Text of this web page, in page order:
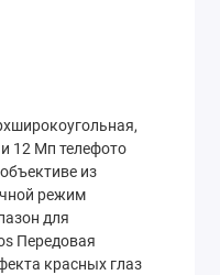
12 Мп телефото
из
режим
для
Передовая
красных глаз